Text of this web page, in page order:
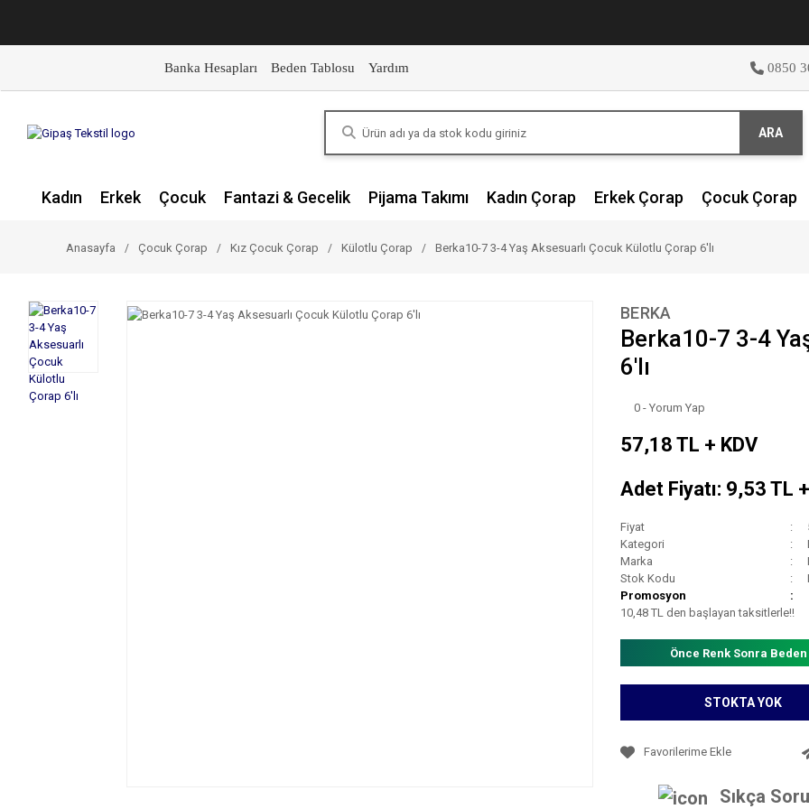
Banka Hesapları Beden Tablosu Yardım 0850
ARA
Kadın Erkek Çocuk Fantazi & Gecelik Pijama Takımı Kadın Çorap Erkek Çorap Çocuk Çorap
Anasayfa Çocuk Çorap Kız Çocuk Çorap Külotlu Çorap Berka10-7 3-4 Yaş Aksesuarlı Çocuk Külotlu Çorap 6'lı
BERKA
Berka10-7 3-4
6'lı
0 - Yorum Yap
57,18 TL + KDV
Adet Fiyatı: 9,53 TL
Fiyat
Kategori
Marka
Stok Kodu
Promosyon
10,48 TL den başlayan taksitlerle!!
Önce Renk Sonra
STOKTA YOK
Sıkça